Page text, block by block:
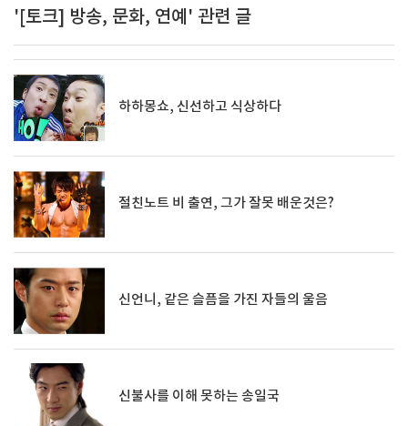
'[토크] 방송, 문화, 연예' 관련 글
하하몽쇼, 신선하고 식상하다
절친노트 비 출연, 그가 잘못 배운것은?
신언니, 같은 슬픔을 가진 자들의 울음
신불사를 이해 못하는 송일국